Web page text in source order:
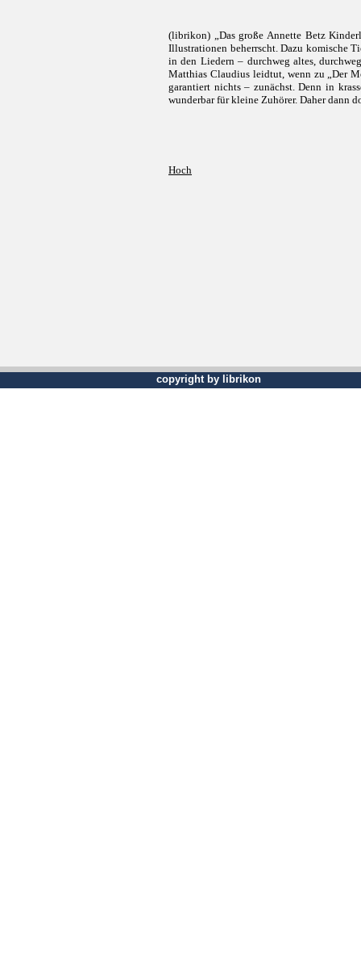
(librikon) „Das große Annette Betz
Illustrationen beherrscht. Dazu komische
in den Liedern – durchweg altes,
Matthias Claudius leidtut, wenn zu „Der
garantiert nichts – zunächst. Denn in
wunderbar für kleine Zuhörer. Daher dann
Hoch
copyright by librikon